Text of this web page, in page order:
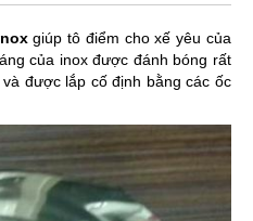
giúp tô điểm cho xế yêu của
của inox được đánh bóng rất
được lắp cố định bằng các ốc